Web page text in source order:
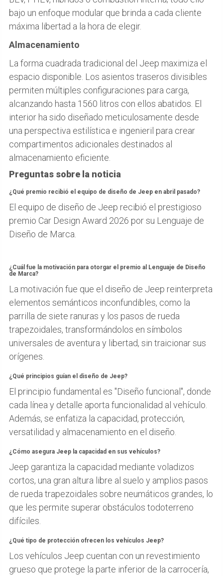
bajo un enfoque modular que brinda a cada cliente
máxima libertad a la hora de elegir.
Almacenamiento
La forma cuadrada tradicional del Jeep maximiza el
espacio disponible. Los asientos traseros divisibles
permiten múltiples configuraciones para carga,
alcanzando hasta 1560 litros con ellos abatidos. El
interior ha sido diseñado meticulosamente desde
una perspectiva estilística e ingenieril para crear
compartimentos adicionales destinados al
almacenamiento eficiente.
Preguntas sobre la noticia
¿Qué premio recibió el equipo de diseño de Jeep en abril pasado?
El equipo de diseño de Jeep recibió el prestigioso
premio Car Design Award 2026 por su Lenguaje de
Diseño de Marca.
¿Cuál fue la motivación para otorgar el premio al Lenguaje de Diseño
de Marca?
La motivación fue que el diseño de Jeep reinterpreta
elementos semánticos inconfundibles, como la
parrilla de siete ranuras y los pasos de rueda
trapezoidales, transformándolos en símbolos
universales de aventura y libertad, sin traicionar sus
orígenes.
¿Qué principios guían el diseño de Jeep?
El principio fundamental es "Diseño funcional", donde
cada línea y detalle aporta funcionalidad al vehículo.
Además, se enfatiza la capacidad, protección,
versatilidad y almacenamiento en el diseño.
¿Cómo asegura Jeep la capacidad en sus vehículos?
Jeep garantiza la capacidad mediante voladizos
cortos, una gran altura libre al suelo y amplios pasos
de rueda trapezoidales sobre neumáticos grandes, lo
que les permite superar obstáculos todoterreno
difíciles.
¿Qué tipo de protección ofrecen los vehículos Jeep?
Los vehículos Jeep cuentan con un revestimiento
grueso que protege la parte inferior de la carrocería,